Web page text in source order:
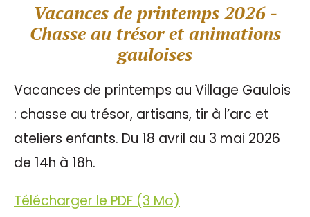
Vacances de printemps 2026 -
Chasse au trésor et animations
gauloises
Vacances de printemps au Village Gaulois
: chasse au trésor, artisans, tir à l’arc et
ateliers enfants. Du 18 avril au 3 mai 2026
de 14h à 18h.
Télécharger le PDF (3 Mo)